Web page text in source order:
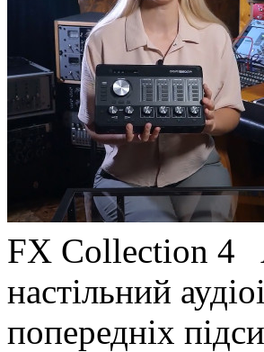
FX Collection 4
настільний
попередніх